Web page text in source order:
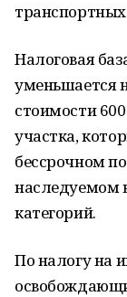
транспортных
Налоговая
уменьшается
стоимости
участка,
бессрочном
наследуемом
категорий.
По налогу на